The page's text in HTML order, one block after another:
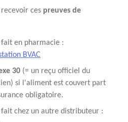
recevoir ces preuves de
en pharmacie :
BVAC
30 (= un reçu officiel du
si l'aliment est couvert part
obligatoire.
fait chez un autre distributeur :